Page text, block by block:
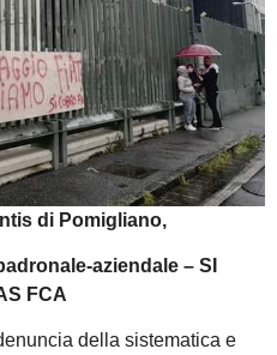
di Pomigliano,
aziendale – SI
FCA
della sistematica e